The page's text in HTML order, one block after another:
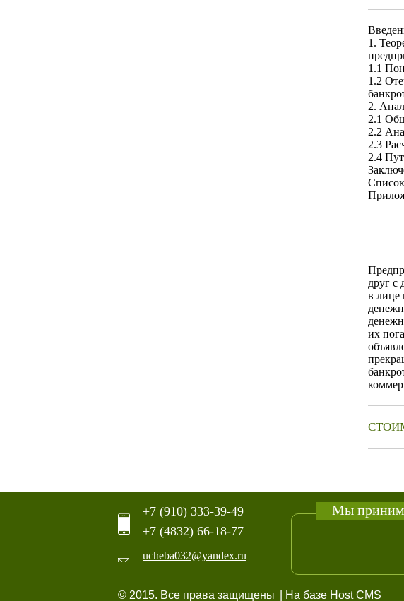
1.
1.1
1.2
2.
2.1
2.2
2.3
2.4
друг с
в лице
их
Мы
+7 (910) 333-39-49
+7 (4832) 66-18-77
ucheba032@yandex.ru
© 2015. Все права защищены | На базе Host CMS